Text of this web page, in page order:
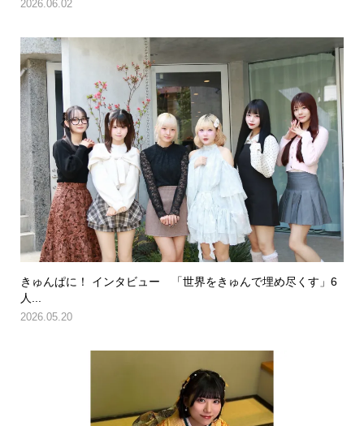
2026.06.02
きゅんぱに！ インタビュー 「世界をきゅんで埋め尽くす」6
人...
2026.05.20